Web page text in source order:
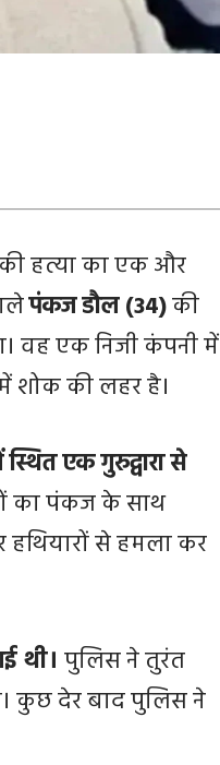
हत्या का एक और
पंकज डौल (34)की
वह एक निजी कंपनी में
शोक की लहर है।
एक गुरुद्वारा से
का पंकज के साथ
हथियारों से हमला कर
थी। पुलिस ने तुरंत
कुछ देर बाद पुलिस ने